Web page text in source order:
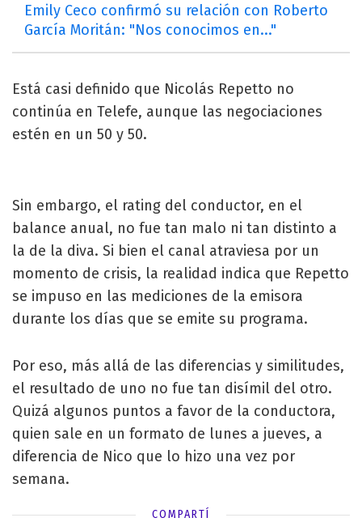
Emily Ceco confirmó su relación con Roberto
García Moritán: "Nos conocimos en..."
Está casi definido que Nicolás Repetto no
continúa en Telefe, aunque las negociaciones
estén en un 50 y 50.
Sin embargo, el rating del conductor, en el
balance anual, no fue tan malo ni tan distinto a
la de la diva. Si bien el canal atraviesa por un
momento de crisis, la realidad indica que Repetto
se impuso en las mediciones de la emisora
durante los días que se emite su programa.
Por eso, más allá de las diferencias y similitudes,
el resultado de uno no fue tan disímil del otro.
Quizá algunos puntos a favor de la conductora,
quien sale en un formato de lunes a jueves, a
diferencia de Nico que lo hizo una vez por
semana.
COMPARTÍ